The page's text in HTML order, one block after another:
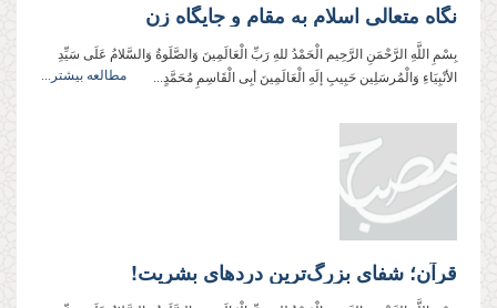
نگاه متعالی اسلام به مقام و جایگاه زن
بِسْمِ اللَّهِ الرَّحْمَنِ الرَّحِیم الْحَمْدُ للهِ رَبِّ الْعَالَمِینَ وَالصَّلَوةُ وَالسَّلامُ عَلَی سَیِّدِ
الأنْبِیَاءِ وَالْمُرسَلِین حَبِیبِ إلَهِ الْعَالَمِینَ أبِی الْقَاسِمِ مُحَمَّدٍ...
مطالعه بیشتر...
قرآن؛ شفای بزرگ‌ترین دردهای بشریت!